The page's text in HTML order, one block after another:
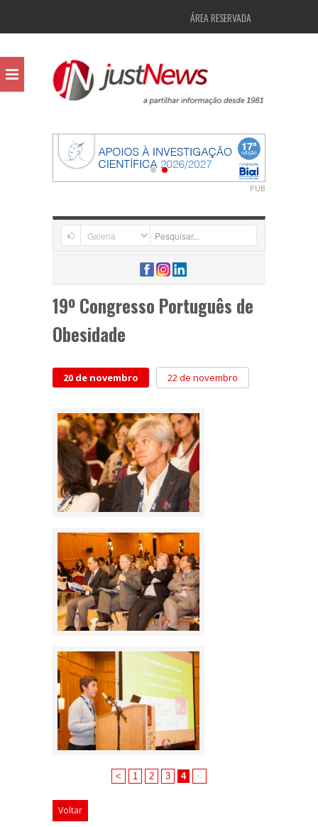
ÁREA RESERVADA
PUB
19º Congresso Português de
Obesidade
20 de novembro 22 de novembro
< 1 2 3 4 <
Voltar